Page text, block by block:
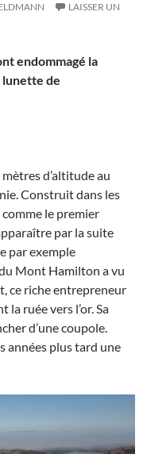
LAISSER UN
endommagé la
lunette de
d’altitude au
Construit dans les
le premier
par la suite
par exemple
Mont Hamilton a vu
ce riche entrepreneur
la ruée vers l’or. Sa
d’une coupole.
années plus tard une